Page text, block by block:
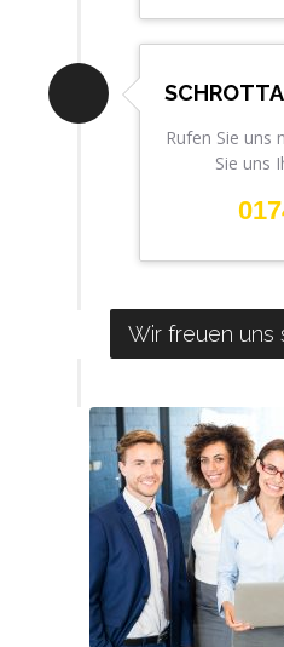
Rufen Sie uns
Sie uns
Wir freuen uns